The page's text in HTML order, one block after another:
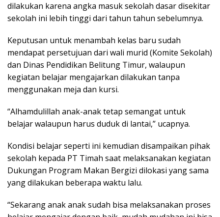
dilakukan karena angka masuk sekolah dasar disekitar
sekolah ini lebih tinggi dari tahun tahun sebelumnya.
Keputusan untuk menambah kelas baru sudah
mendapat persetujuan dari wali murid (Komite Sekolah)
dan Dinas Pendidikan Belitung Timur, walaupun
kegiatan belajar mengajarkan dilakukan tanpa
menggunakan meja dan kursi.
“Alhamdulillah anak-anak tetap semangat untuk
belajar walaupun harus duduk di lantai,” ucapnya.
Kondisi belajar seperti ini kemudian disampaikan pihak
sekolah kepada PT Timah saat melaksanakan kegiatan
Dukungan Program Makan Bergizi dilokasi yang sama
yang dilakukan beberapa waktu lalu.
“Sekarang anak anak sudah bisa melaksanakan proses